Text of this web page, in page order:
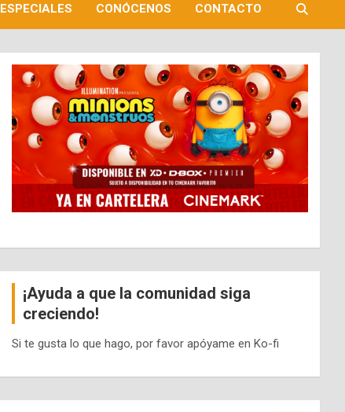
ESPECIALES CONÓCENOS CONTACTO
¡Ayuda a que la comunidad siga
creciendo!
Si te gusta lo que hago, por favor apóyame en Ko-fi